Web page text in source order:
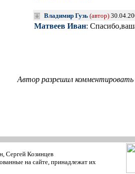
Владимир Гузь (автор)
Матвеев Иван:
Автор разрешил
Сергей Козинцев
на сайте, принадлежат их